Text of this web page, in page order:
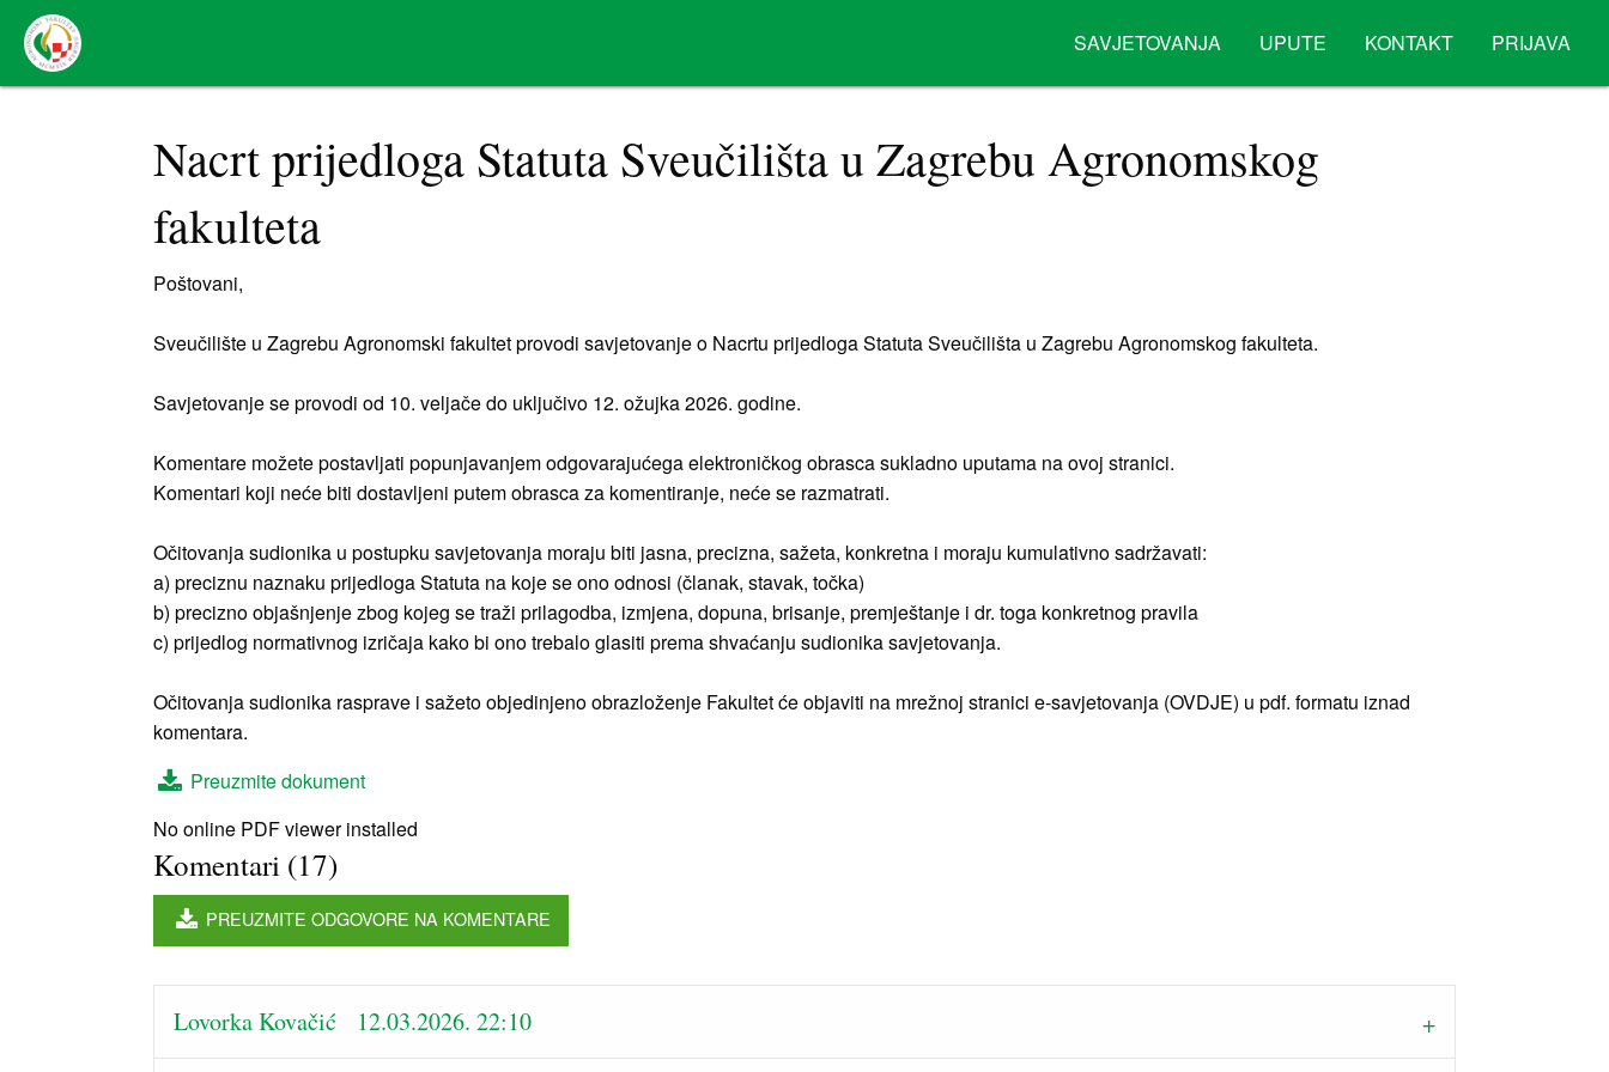
SAVJETOVANJA UPUTE KONTAKT PRIJAVA
Nacrt prijedloga Statuta Sveučilišta u Zagrebu Agronomskog
fakulteta
Poštovani,
Sveučilište u Zagrebu Agronomski fakultet provodi savjetovanje o Nacrtu prijedloga Statuta Sveučilišta u Zagrebu Agronomskog fakulteta.
Savjetovanje se provodi od 10. veljače do uključivo 12. ožujka 2026. godine.
Komentare možete postavljati popunjavanjem odgovarajućega elektroničkog obrasca sukladno uputama na ovoj stranici.
Komentari koji neće biti dostavljeni putem obrasca za komentiranje, neće se razmatrati.
Očitovanja sudionika u postupku savjetovanja moraju biti jasna, precizna, sažeta, konkretna i moraju kumulativno sadržavati:
a) preciznu naznaku prijedloga Statuta na koje se ono odnosi (članak, stavak, točka)
b) precizno objašnjenje zbog kojeg se traži prilagodba, izmjena, dopuna, brisanje, premještanje i dr. toga konkretnog pravila
c) prijedlog normativnog izričaja kako bi ono trebalo glasiti prema shvaćanju sudionika savjetovanja.
Očitovanja sudionika rasprave i sažeto objedinjeno obrazloženje Fakultet će objaviti na mrežnoj stranici e-savjetovanja (OVDJE) u pdf. formatu iznad
komentara.
Preuzmite dokument
No online PDF viewer installed
Komentari (17)
PREUZMITE ODGOVORE NA KOMENTARE
Lovorka Kovačić 12.03.2026. 22:10